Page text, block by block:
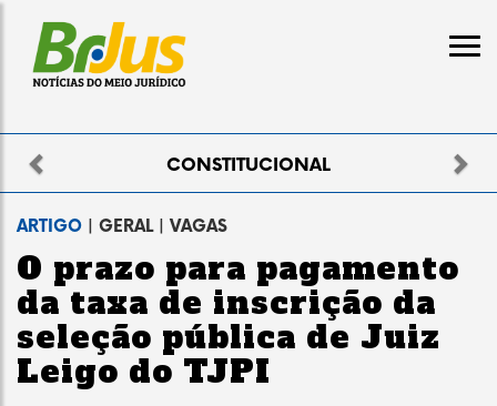
CONSTITUCIONAL
Previous
ARTIGO | GERAL | VAGAS
O prazo para pagamento
da taxa de inscrição da
seleção pública de Juiz
Leigo do TJPI